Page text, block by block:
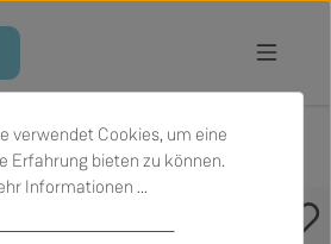
Outdoor-Sessel und -Sofas
verwendet Cookies, um eine
Erfahrung bieten zu können.
Informationen ...